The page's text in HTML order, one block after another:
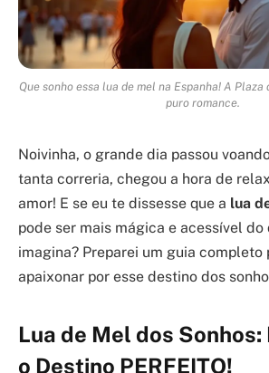
Que sonho essa lua de mel na Espanha! A Plaza
puro romance.
Noivinha, o grande dia passou
tanta correria, chegou a hora de
amor! E se eu te dissesse que a lua
pode ser mais mágica e acessível do
imagina? Preparei um guia completo
apaixonar por esse destino dos
Lua de Mel dos Sonhos:
o Destino PERFEITO!